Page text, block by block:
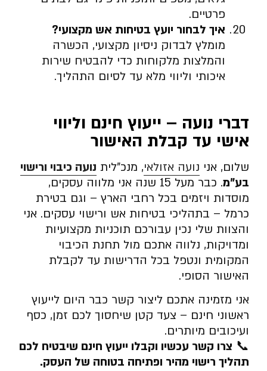
פרטיים.
איך לבחור יועץ בטיחות אש מקצועי?
מומלץ לבדוק ניסיון מקצועי, הכשרה
והמלצות מלקוחות כדי להבטיח שירות
איכותי וליווי מלא עד לסיום התהליך.
דברי נועה – ייעוץ חינם וליווי
אישי עד קבלת האישור
שלום, אני נועה אזולאי, מנכ”לית נועה כיבוי ורישוי
בע”מ
. כבר מעל 15 שנה אני מלווה עסקים,
מוסדות ויזמים בכל רחבי הארץ – וגם בטירת
כרמל – בתהליכי בטיחות אש ורישוי עסקים. אני
והצוות שלי נכין עבורכם תוכניות מקצועיות
ומדויקות, נלווה אתכם מול תחנת הכיבוי
המקומית ונטפל בכל הדרישות עד לקבלת
האישור הסופי.
אני מזמינה אתכם ליצור קשר כבר היום לייעוץ
ראשוני חינם – צעד קטן שיחסוך לכם זמן, כסף
ועיכובים מיותרים.
📞 צרו קשר עכשיו וקבלו ייעוץ חינם שיבטיח לכם
תהליך רישוי מהיר ופתיחה בטוחה של העסק.